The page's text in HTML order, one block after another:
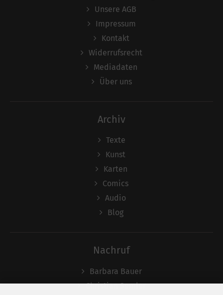
Unsere AGB
Impressum
Kontakt
Widerrufsrecht
Mediadaten
Über uns
Archiv
Texte
Kunst
Karten
Comics
Audio
Blog
Nachruf
Barbara Bauer
Christian Semler